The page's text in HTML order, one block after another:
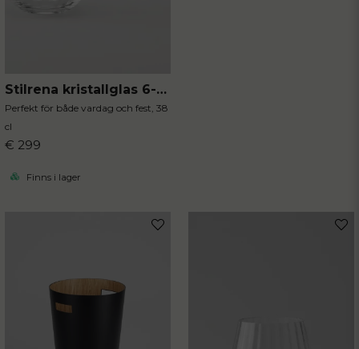
Stilrena kristallglas 6-pack
Perfekt för både vardag och fest, 38
cl
€ 299
Finns i lager